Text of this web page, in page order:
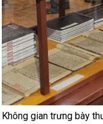
Không gian trưng bày